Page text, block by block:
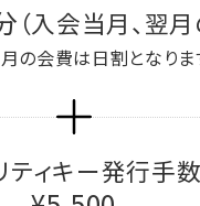
（入会当月、翌
の会費は日割となりま
ティキー発行手